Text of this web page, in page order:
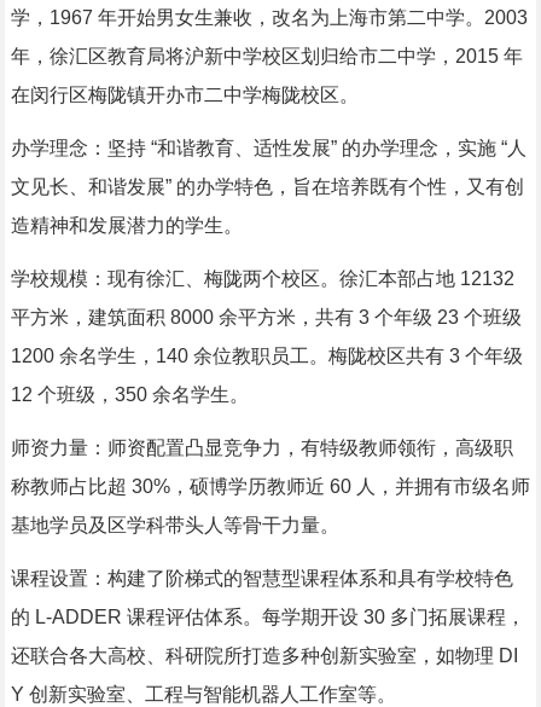
学，1967 年开始男女生兼收，改名为上海市第二中学。2003
年，徐汇区教育局将沪新中学校区划归给市二中学，2015 年
在闵行区梅陇镇开办市二中学梅陇校区。
办学理念：坚持 “和谐教育、适性发展” 的办学理念，实施 “人
文见长、和谐发展” 的办学特色，旨在培养既有个性，又有创
造精神和发展潜力的学生。
学校规模：现有徐汇、梅陇两个校区。徐汇本部占地 12132
平方米，建筑面积 8000 余平方米，共有 3 个年级 23 个班级
1200 余名学生，140 余位教职员工。梅陇校区共有 3 个年级
12 个班级，350 余名学生。
师资力量：师资配置凸显竞争力，有特级教师领衔，高级职
称教师占比超 30%，硕博学历教师近 60 人，并拥有市级名师
基地学员及区学科带头人等骨干力量。
课程设置：构建了阶梯式的智慧型课程体系和具有学校特色
的 L-ADDER 课程评估体系。每学期开设 30 多门拓展课程，
还联合各大高校、科研院所打造多种创新实验室，如物理 DI
Y 创新实验室、工程与智能机器人工作室等。